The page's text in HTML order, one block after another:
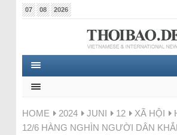
07 08 2026
HOME 2024 JUNI 12 XÃ HỘI
12/6 HÀNG NGHÌN NGƯỜI DÂN